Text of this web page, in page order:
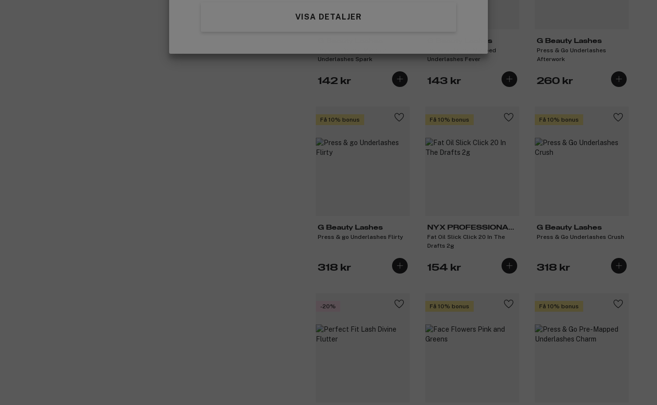
VISA DETALJER
Underlashes Spark
142 kr
G Beauty Lashes
Press & Go Pre-Mapped
Underlashes Fever
143 kr
G Beauty Lashes
Press & Go Underlashes
Afterwork
260 kr
Få 10% bonus
G Beauty Lashes
Press & go Underlashes Flirty
318 kr
Få 10% bonus
NYX PROFESSIONAL
MAKEUP
Fat Oil Slick Click 20 In The
Drafts 2g
154 kr
Få 10% bonus
G Beauty Lashes
Press & Go Underlashes Crush
318 kr
-20% Få 10% bonus Få 10% bonus